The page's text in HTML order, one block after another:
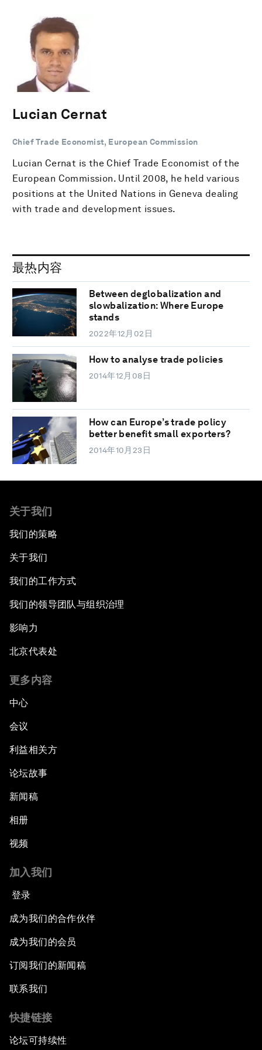
Lucian Cernat
Chief Trade Economist, European Commission
Lucian Cernat is the Chief Trade Economist of the
European Commission. Until 2008, he held various
positions at the United Nations in Geneva dealing
with trade and development issues.
最热内容
Between deglobalization and
slowbalization: Where Europe
stands
2022年12月02日
How to analyse trade policies
2014年12月08日
How can Europe’s trade policy
better benefit small exporters?
2014年10月23日
关于我们
我们的策略
关于我们
我们的工作方式
我们的领导团队与组织治理
影响力
北京代表处
更多内容
中心
会议
利益相关方
论坛故事
新闻稿
相册
视频
加入我们
登录
成为我们的合作伙伴
成为我们的会员
订阅我们的新闻稿
联系我们
快捷链接
论坛可持续性